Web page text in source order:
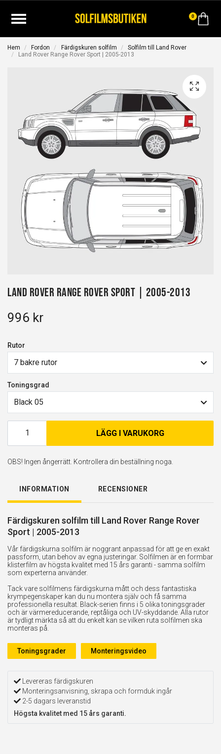
0
Hem Fordon Färdigskuren solfilm
Solfilm till Land Rover
Land Rover Range Rover Sport | 2005-2013
Land Rover Range Rover Sport | 2005-2013
996 kr
Rutor
7 bakre rutor
Toningsgrad
Black 05
LÄGG I VARUKORG
OBS! Ingen ångerrätt. Kontrollera din beställning noga.
INFORMATION RECENSIONER
Färdigskuren solfilm till Land Rover Range Rover
Sport | 2005-2013
Vår färdigskurna solfilm är noggrant anpassad för att ge en exakt
passform, utan behov av egna justeringar. Solfilmen är en formbar
klisterfilm av högsta kvalitet med 15 års garanti - samma solfilm
som experterna använder.
Tack vare solfilmens färdigskurna mått och dess fantastiska
krympegenskaper kan du nu montera själv och få samma
professionella resultat. Black-serien finns i 5 olika toningsgrader
och är värmereducerande, reptåliga och UV-skyddande. Alla rutor
är tydligt märkta så att du enkelt kan se vilken ruta solfilmen ska
monteras på.
Toningsgrader Monteringsvideo
Levereras färdigskuren
Monteringsanvisning, skrapa och formduk ingår
2-5 dagars leveranstid
Högsta kvalitet med 15 års garanti.